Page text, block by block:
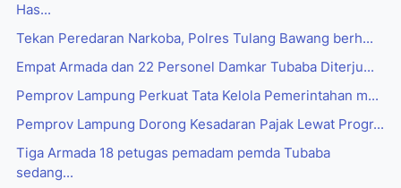
Has...
Tekan Peredaran Narkoba, Polres Tulang Bawang berh...
Empat Armada dan 22 Personel Damkar Tubaba Diterju...
Pemprov Lampung Perkuat Tata Kelola Pemerintahan m...
Pemprov Lampung Dorong Kesadaran Pajak Lewat Progr...
Tiga Armada 18 petugas pemadam pemda Tubaba
sedang...